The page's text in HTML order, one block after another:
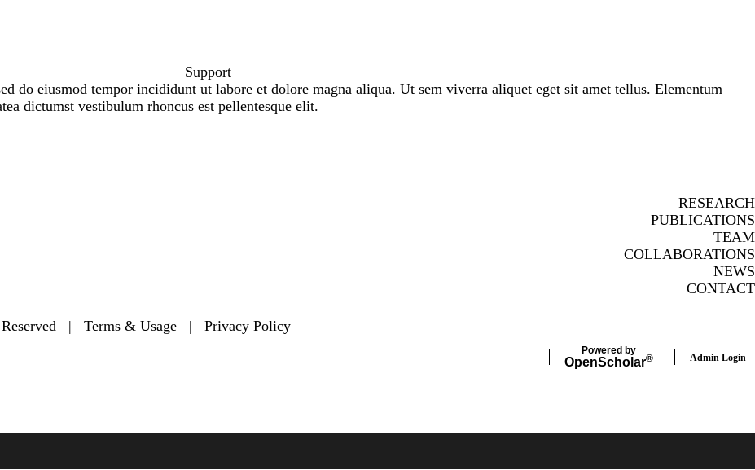
Support
do eiusmod tempor incididunt ut labore et dolore magna aliqua. Ut sem viverra aliquet eget sit amet tellus. Elementum
dictumst vestibulum rhoncus est pellentesque elit.
RESEARCH
PUBLICATIONS
TEAM
COLLABORATIONS
NEWS
CONTACT
| Terms & Usage | Privacy Policy
Powered by
OpenScholar® Admin Login